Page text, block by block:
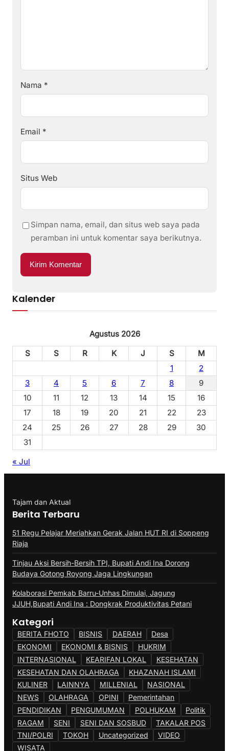
Nama *
Email *
Situs Web
Simpan nama, email, dan situs web saya pada
peramban ini untuk komentar saya berikutnya.
Kalender
Agustus 2026
S
S R K J S
M
1
2
3
4 5 6 7 8
9
10
11 12 13 14 15
16
17
18 19 20 21 22
23
24
25 26 27 28 29
30
31
« Jul
Tajam dan Aktual
Berita Terbaru
51 Regu Pelajar Meriahkan Gerak Jalan HUT RI di Soppeng
Riaja
Tinjau Aksi Bersih-Bersih TPI, Bupati Andi Ina Dorong
Budaya Gotong Royong Jaga Lingkungan
Kolaborasi Pemkab Barru-Unhas Dimulai, Jagung
JJUH,Bupati Andi Ina : Dongkrak Produktivitas Petani
Kategori
BERITA FHOTO BISNIS DAERAH
Desa
EKONOMI
EKONOMI & BISNIS
HUKRIM
INTERNASIONAL
KEARIFAN LOKAL
KESEHATAN
KESEHATAN DAN OLAHRAGA
KHAZANAH ISLAMI
KULINER
LAINNYA MILLENIAL
NASIONAL
NEWS
OLAHRAGA OPINI
Pemerintahan
PENDIDIKAN
PENGUMUMAN POLHUKAM
Politik
RAGAM
SENI SENI DAN SOSBUD
TAKALAR POS
TNI/POLRI
TOKOH Uncategorized
VIDEO
WISATA